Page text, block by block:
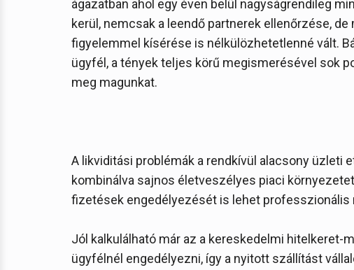
ágazatban ahol egy éven belül nagyságrendileg
kerül, nemcsak a leendő partnerek ellenőrzése,
figyelemmel kísérése is nélkülözhetetlenné vált.
ügyfél, a tények teljes körű megismerésével sok
meg magunkat.
A likviditási problémák a rendkívül alacsony üzleti
kombinálva sajnos életveszélyes piaci
fizetések engedélyezését is lehet professzionális
Jól kalkulálható már az a kereskedelmi hitelkeret-
ügyfélnél engedélyezni, így a nyitott szállítást